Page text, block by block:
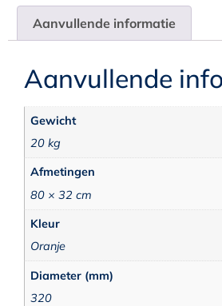
Aanvullende informatie
Aanvullende
Gewicht
20 kg
Afmetingen
80 × 32 cm
Kleur
Oranje
Diameter (mm)
320